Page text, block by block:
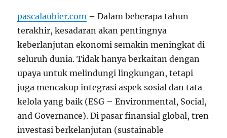
pascalaubier.com – Dalam beberapa tahun
terakhir, kesadaran akan pentingnya
keberlanjutan ekonomi semakin meningkat di
seluruh dunia. Tidak hanya berkaitan dengan
upaya untuk melindungi lingkungan, tetapi
juga mencakup integrasi aspek sosial dan tata
kelola yang baik (ESG – Environmental, Social,
and Governance). Di pasar finansial global, tren
investasi berkelanjutan (sustainable